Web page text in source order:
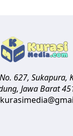
627, Sukapura,
, Jawa Barat